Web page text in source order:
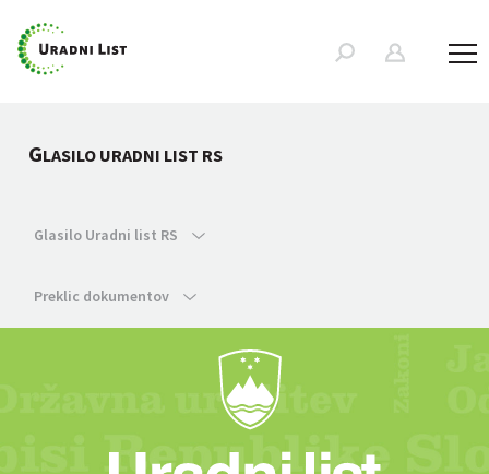
GLASILO URADNI LIST RS
Glasilo Uradni list RS
Preklic dokumentov